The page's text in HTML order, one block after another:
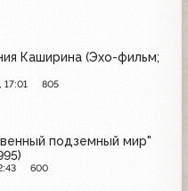
Каширина (Эхо-фильм;
17:01 805
подземный мир"
600